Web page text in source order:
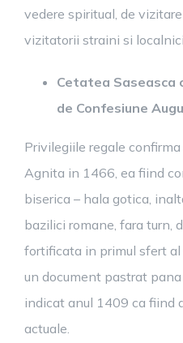
vedere spiritual, de
vizitatorii straini si
Cetatea Saseasca
de Confesiune
Privilegiile regale
Agnita in 1466, ea fiind
biserica – hala gotica,
bazilici romane, fara turn,
fortificata in primul sfert al
un document pastrat
indicat anul 1409 ca fiind
actuale.